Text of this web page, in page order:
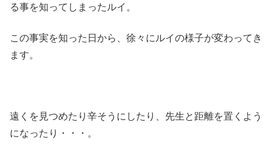
る事を知ってしまったルイ。
この事実を知った日から、徐々にルイの様子が変わってき
ます。
遠くを見つめたり辛そうにしたり、先生と距離を置くよう
になったり・・・。